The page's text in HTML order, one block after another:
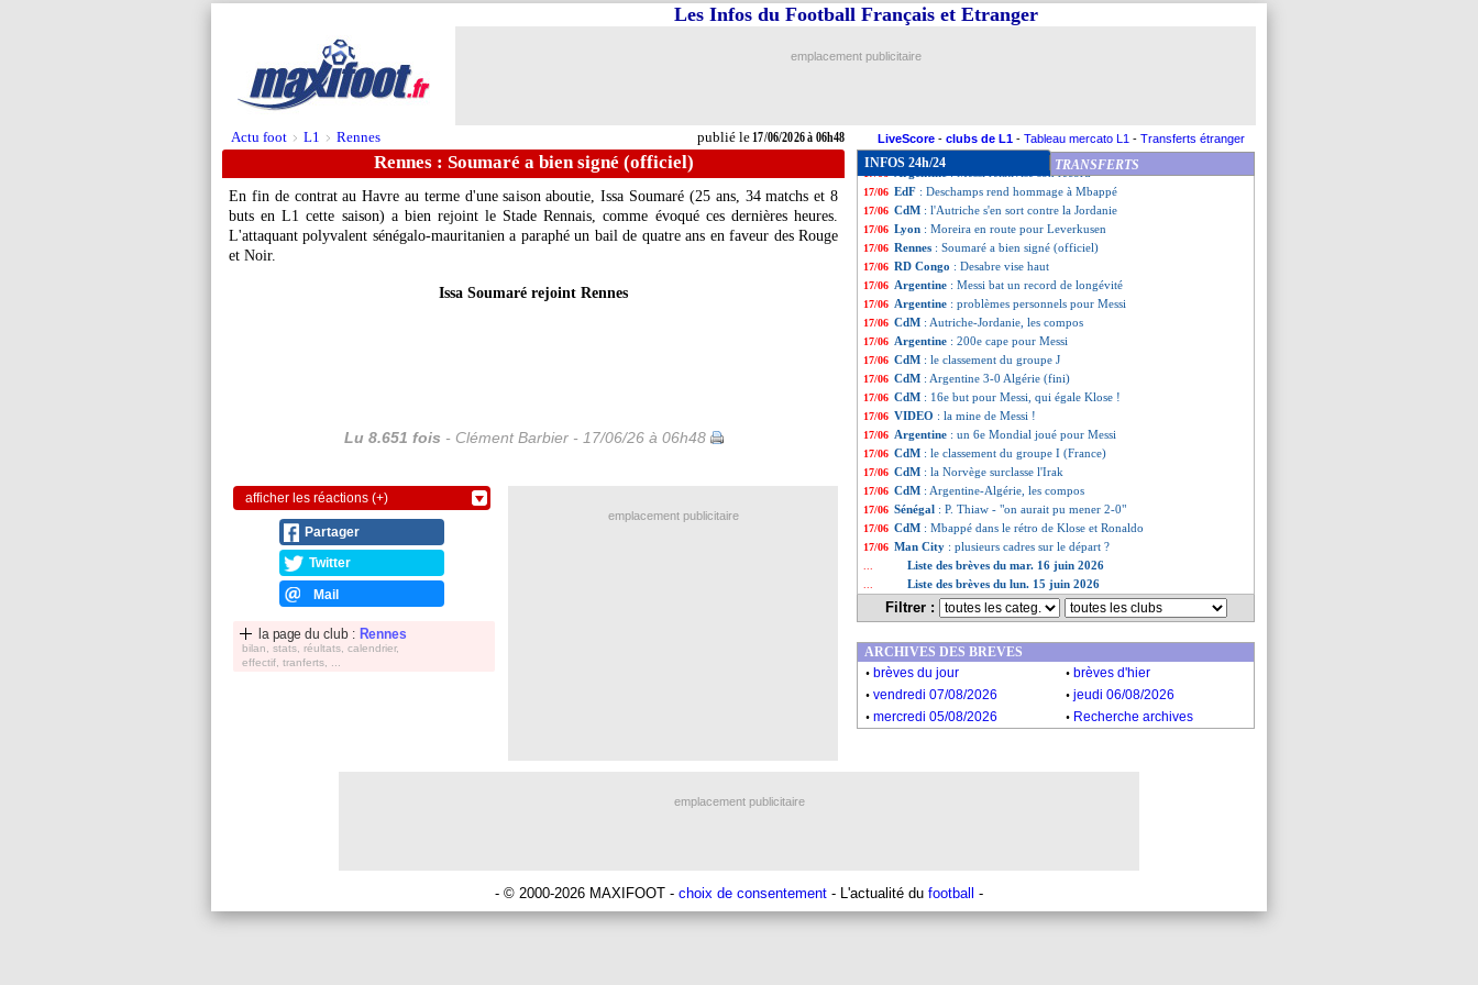
Actu foot > L1 > Rennes publié le17/06/2026 à 06h48
Les Infos du Football Français et Etranger
emplacement publicitaire
LiveScore - clubs de L1 - Tableau mercato L1 - Transferts étranger
Rennes : Soumaré a bien signé (officiel)
En fin de contrat au Havre au terme d'une saison aboutie, Issa Soumaré (25 ans, 34 matchs et 8
buts en L1 cette saison) a bien rejoint le Stade Rennais, comme évoqué ces dernières heures.
L'attaquant polyvalent sénégalo-mauritanien a paraphé un bail de quatre ans en faveur des Rouge
et Noir.
Issa Soumaré rejoint Rennes
Lu 8.651 fois - Clément Barbier - 17/06/26 à 06h48
afficher les réactions (+)
Partager
Twitter
Mail
la page du club : Rennes
bilan, stats, réultats, calendrier,
effectif, tranferts, ...
INFOS 24h/24 TRANSFERTS
17/06 EdF: la demande de Rabiot aux attaquants
17/06 Nantes: Der Zakarian de retour (officiel)
17/06 EdF: Giroud réagit au record de Mbappé
17/06 Algérie : Mandi s'incline devant Messi
17/06 EdF: Olise-Dembélé, Deschamps se justifie
: Messi relativise son record
17/06 EdF : Deschamps rend hommage à Mbappé
17/06 CdM : l'Autriche s'en sort contre la Jordanie
17/06 Lyon : Moreira en route pour Leverkusen
17/06 Rennes : Soumaré a bien signé (officiel)
17/06 RD Congo : Desabre vise haut
17/06 Argentine : Messi bat un record de longévité
17/06 Argentine : problèmes personnels pour Messi
17/06 CdM : Autriche-Jordanie, les compos
17/06 Argentine : 200e cape pour Messi
17/06 CdM : le classement du groupe J
17/06 CdM : Argentine 3-0 Algérie (fini)
17/06 CdM : 16e but pour Messi, qui égale Klose !
17/06 VIDEO : la mine de Messi !
17/06 Argentine : un 6e Mondial joué pour Messi
17/06 CdM : le classement du groupe I (France)
17/06 CdM : la Norvège surclasse l'Irak
17/06 CdM : Argentine-Algérie, les compos
17/06 Sénégal : P. Thiaw - "on aurait pu mener 2-0"
17/06 CdM : Mbappé dans le rétro de Klose et Ronaldo
17/06 Man City : plusieurs cadres sur le départ ?
Liste des brèves du mar. 16 juin 2026
Liste des brèves du lun. 15 juin 2026
Filtrer :
emplacement publicitaire
ARCHIVES DES BREVES
. brèves du jour . brèves d'hier
. vendredi 07/08/2026 . jeudi 06/08/2026
. mercredi 05/08/2026 . Recherche archives
emplacement publicitaire
- © 2000-2026 MAXIFOOT - choix de consentement - L'actualité du football -